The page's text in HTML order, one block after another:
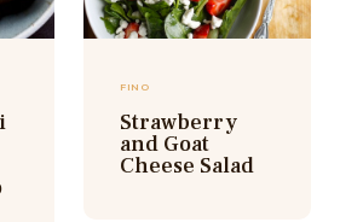
FINO
Strawberry
and Goat
Cheese Salad